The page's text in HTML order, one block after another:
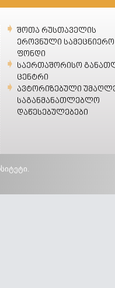
შოთა რუსთაველის
ეროვნული სამეცნიერო
ფონდი
საერთაშორისო
ცენტრი
ავტორიზებული
საგანმანათლებლო
დაწესებულებები